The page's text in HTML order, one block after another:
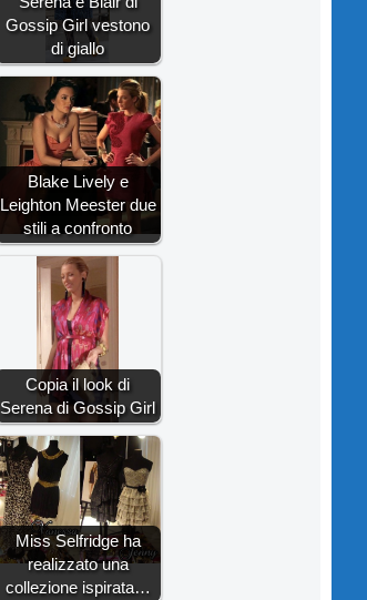
Gossip Girl vestono
di giallo
Blake Lively e
Leighton Meester due
stili a confronto
Copia il look di
Serena di Gossip Girl
Miss Selfridge ha
realizzato una
collezione ispirata…